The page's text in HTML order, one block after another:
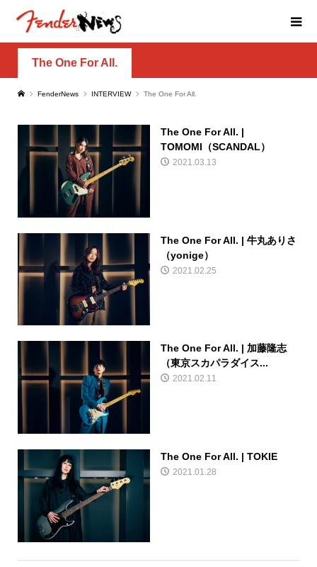
The One For All.
FenderNews INTERVIEW The One For All.
The One For All. |
TOMOMI（SCANDAL）
2021.03.13
The One For All. | 牛丸ありさ
（yonige）
2021.02.25
The One For All. | 加藤隆志
（東京スカパラダイス...
2021.02.11
The One For All. | TOKIE
2021.01.28